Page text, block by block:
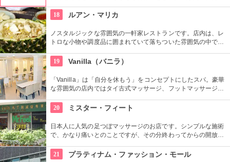
めにも多くの人がお参りに来ます。願いが叶ったら奉納舞を。
18 ルアン・マリカ
ノスタルジックな雰囲気の一軒家レストランです。店内は、レ
トロな小物や調度品に囲まれていて落ちついた雰囲気の中でタ
が接客をしてくれます。大きな海老が入った「トムヤムクンメ
ーナーム」や、食用のお花を天ぷらにした「ブッサバー」が人
気です。
19 Vanilla（バニラ）
「Vanilla」は「自分を休もう」をコンセプトにしたスパ。豪華
な雰囲気の店内ではタイ古式マッサージ、フットマッサージ、
メニューは300バーツ（約900円）からと日本より安価なとこ
ろがタイならでは。数種類ものハーブを詰め込んだオーガニッ
クハーバルボールでのマッサージや、全身をほぐし身体を活性
化するタイ古式マッサージ、さらに金箔やアロマキャンドルの
ようなユニークな素材を用いたオイルマッサージも体験できま
す。人目を気にしなくて良いプライベートルームと、初めてで
も気軽に受けられるフットマッサージスペースの両方が用意さ
20 ミスター・フィート
日本人に人気の足つぼマッサージのお店です。シンプルな施術
で、かなり痛いとのことですが、その分終わってからの開放
たあとなどにおすすめのお店です。
21 プラティナム・ファッション・モール